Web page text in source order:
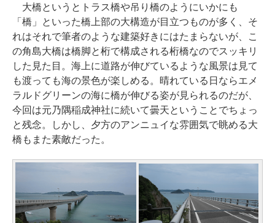
大橋というとトラス橋や吊り橋のようにいかにも
「橋」といった橋上部の大構造が目立つものが多く、そ
れはそれで筆者のような建築好きにはたまらないが、こ
の角島大橋は橋脚と桁で構成される桁橋なのでスッキリ
した見た目。海上に道路が伸びているような風景は見て
も渡っても海の景色が楽しめる。晴れている日ならエメ
ラルドグリーンの海に橋が伸びる姿が見られるのだが、
今回は元乃隅稲成神社に続いて曇天ということでちょっ
と残念。しかし、夕方のアンニュイな雰囲気で眺める大
橋もまた素敵だった。